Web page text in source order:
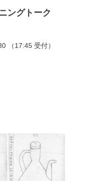
ングトーク
（17:45 受付）